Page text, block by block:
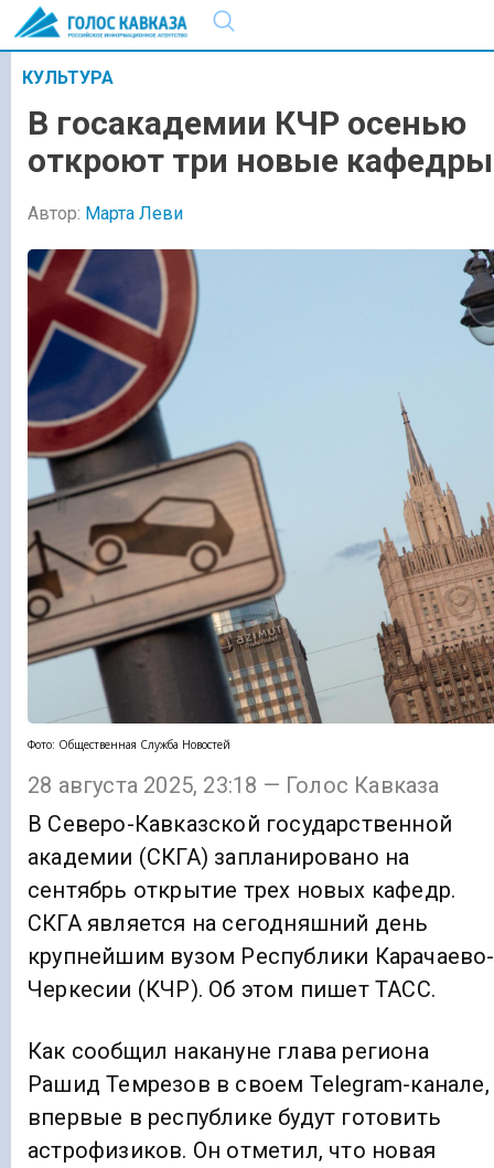
КУЛЬТУРА
В госакадемии КЧР осенью
откроют три новые кафедры
Автор: Марта Леви
Фото: Общественная Служба Новостей
28 августа 2025, 23:18 — Голос Кавказа
В Северо-Кавказской государственной
академии (СКГА) запланировано на
сентябрь открытие трех новых кафедр.
СКГА является на сегодняшний день
крупнейшим вузом Республики Карачаево-
Черкесии (КЧР). Об этом пишет ТАСС.
Как сообщил накануне глава региона
Рашид Темрезов в своем Telegram-канале,
впервые в республике будут готовить
астрофизиков. Он отметил, что новая